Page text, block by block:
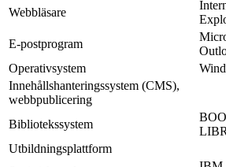
Webbläsare
E-postprogram
Operativsystem
Innehållshanteringssystem (CMS),
webbpublicering
Bibliotekssystem
Utbildningsplattform